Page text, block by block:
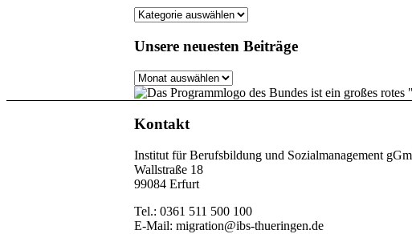
Unsere
Unsere neuesten Beiträge
Unsere
neuesten
Beiträge
Kontakt
Institut für Berufsbildung und Sozialmanagement
Wallstraße 18
99084 Erfurt
Tel.: 0361 511 500 100
E-Mail: migration@ibs-thueringen.de